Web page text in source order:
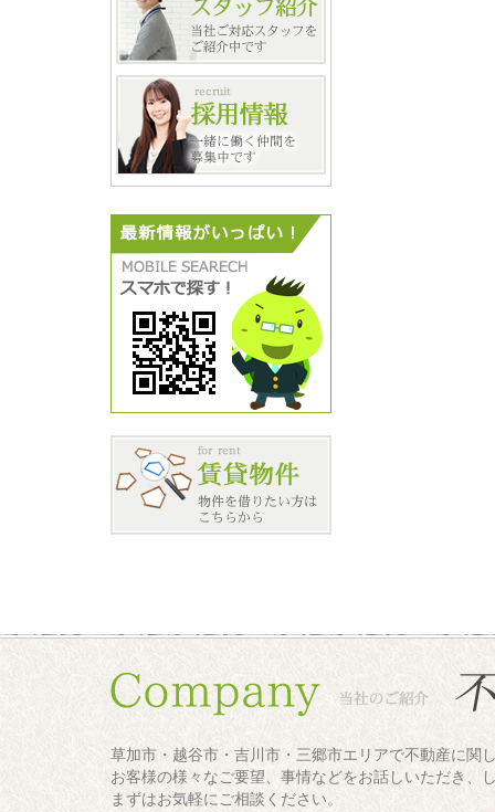
草加市・越谷市・吉川市・三郷市エリアで不動産に関
お客様の様々なご要望、事情などをお話しいただき、
まずはお気軽にご相談ください。